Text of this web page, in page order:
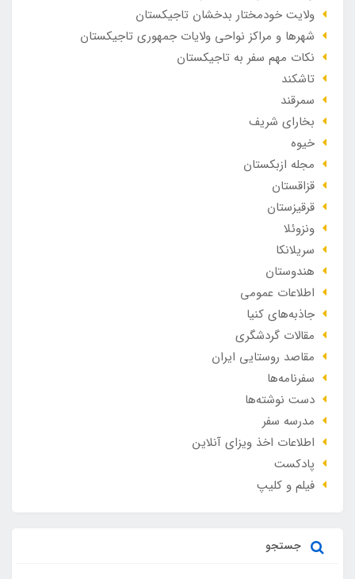
ولایت خودمختار بدخشان تاجیکستان
شهرها و مراکز نواحی ولایات جمهوری تاجیکستان
نکات مهم سفر به تاجیکستان
تاشکند
سمرقند
بخارای شریف
خیوه
مجله ازبکستان
قزاقستان
قرقیزستان
ونزوئلا
سریلانکا
هندوستان
اطلاعات عمومی
جاذبه‌های کنیا
مقالات گردشگری
مقاصد روستایی ایران
سفرنامه‌ها
دست نوشته‌ها
مدرسه سفر
اطلاعات اخذ ویزای آنلاین
پادکست
فیلم و کلیپ
جستجو